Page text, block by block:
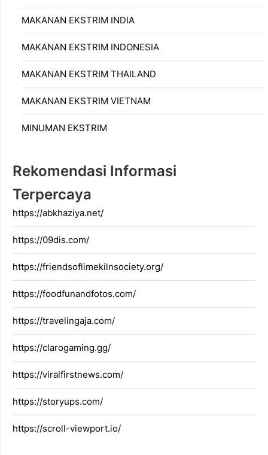
MAKANAN EKSTRIM INDIA
MAKANAN EKSTRIM INDONESIA
MAKANAN EKSTRIM THAILAND
MAKANAN EKSTRIM VIETNAM
MINUMAN EKSTRIM
Rekomendasi Informasi
Terpercaya
https://abkhaziya.net/
https://09dis.com/
https://friendsoflimekilnsociety.org/
https://foodfunandfotos.com/
https://travelingaja.com/
https://clarogaming.gg/
https://viralfirstnews.com/
https://storyups.com/
https://scroll-viewport.io/